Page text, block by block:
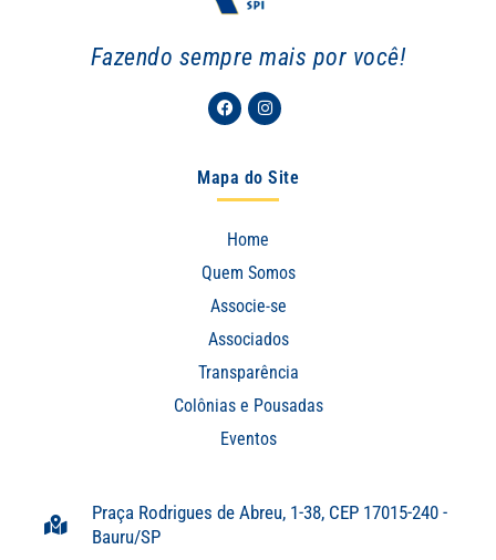
Fazendo sempre mais por você!
FacebookInstagram
Mapa do Site
Home
Quem Somos
Associe-se
Associados
Transparência
Colônias e Pousadas
Eventos
Praça Rodrigues de Abreu, 1-38, CEP 17015-240 -
Bauru/SP